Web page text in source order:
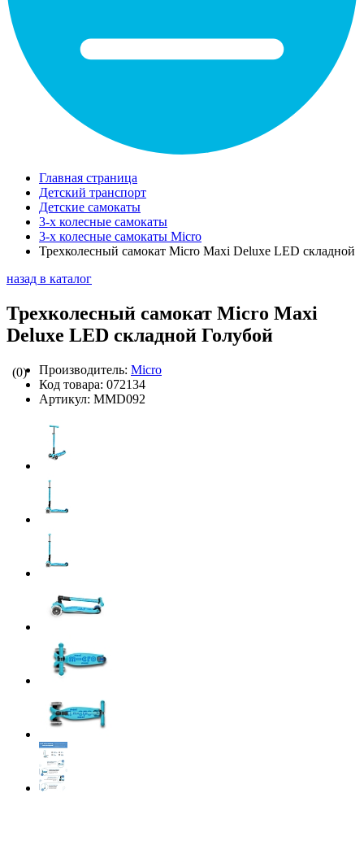
Главная страница
Детский транспорт
Детские самокаты
3-х колесные самокаты
3-х колесные самокаты Micro
Трехколесный самокат Micro Maxi Deluxe LED складной
назад в каталог
Трехколесный самокат Micro Maxi
Deluxe LED складной Голубой
(0) Производитель: Micro
Код товара: 072134
Артикул: MMD092